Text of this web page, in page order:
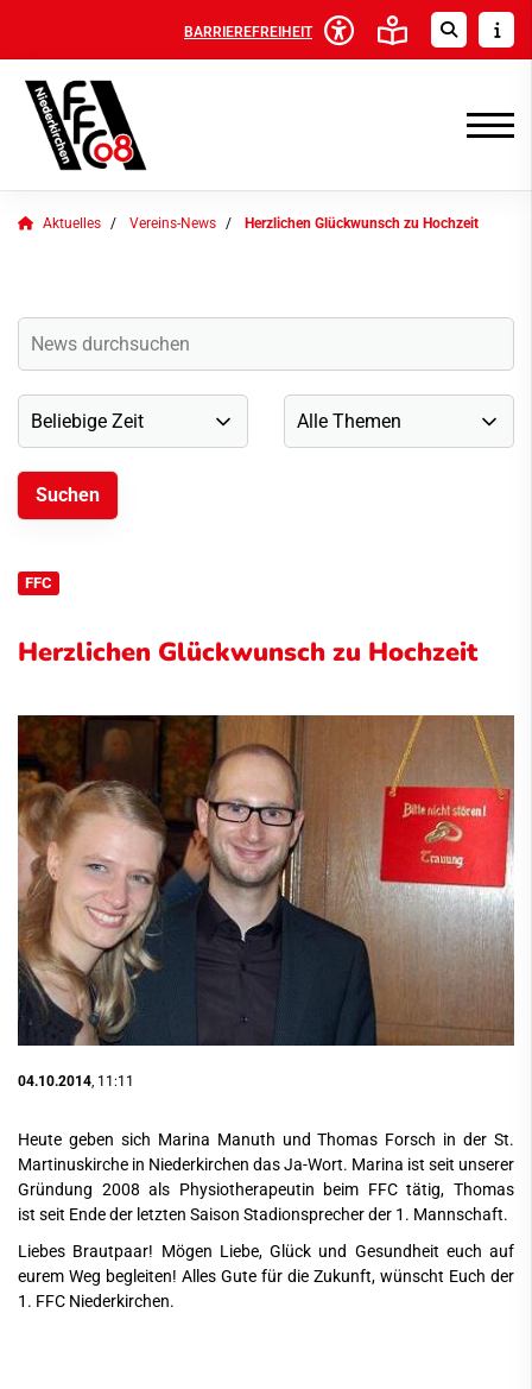
BARRIEREFREIHEIT
Aktuelles Vereins-News Herzlichen Glückwunsch zu Hochzeit
FFC
Herzlichen Glückwunsch zu Hochzeit
04.10.2014, 11:11
Heute geben sich Marina Manuth und Thomas Forsch in der St.
Martinuskirche in Niederkirchen das Ja-Wort. Marina ist seit unserer
Gründung 2008 als Physiotherapeutin beim FFC tätig, Thomas
ist seit Ende der letzten Saison Stadionsprecher der 1. Mannschaft.
Liebes Brautpaar! Mögen Liebe, Glück und Gesundheit euch auf
eurem Weg begleiten! Alles Gute für die Zukunft, wünscht Euch der
1. FFC Niederkirchen.